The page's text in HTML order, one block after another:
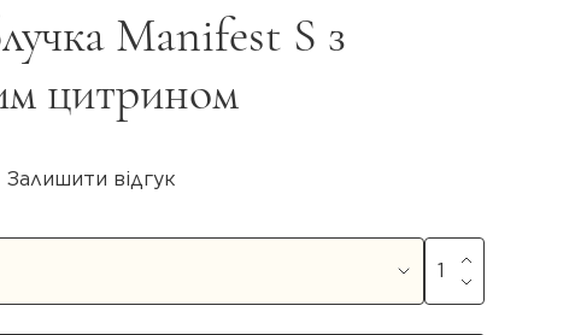
Manifest S з
цитрином
Залишити відгук